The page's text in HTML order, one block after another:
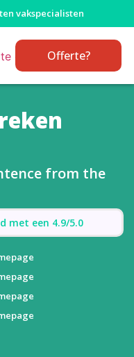
vakspecialisten
Offerte?
from the
met een 4.9/5.0